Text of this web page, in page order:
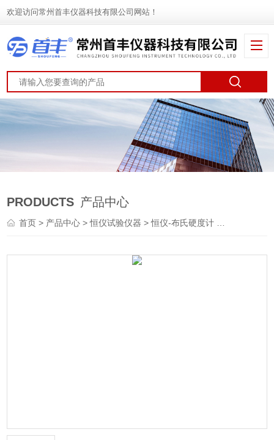
欢迎访问常州首丰仪器科技有限公司网站！
PRODUCTS 产品中心
首页> 产品中心 >恒仪试验仪器 >恒仪-布氏硬度计